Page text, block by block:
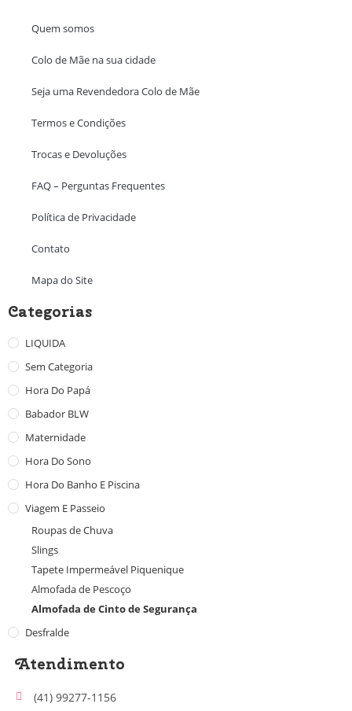
Quem somos
Colo de Mãe na sua cidade
Seja uma Revendedora Colo de Mãe
Termos e Condições
Trocas e Devoluções
FAQ – Perguntas Frequentes
Política de Privacidade
Contato
Mapa do Site
Categorias
LIQUIDA
Sem Categoria
Hora Do Papá
Babador BLW
Maternidade
Hora Do Sono
Hora Do Banho E Piscina
Viagem E Passeio
Roupas de Chuva
Slings
Tapete Impermeável Piquenique
Almofada de Pescoço
Almofada de Cinto de Segurança
Desfralde
Atendimento
(41) 99277-1156